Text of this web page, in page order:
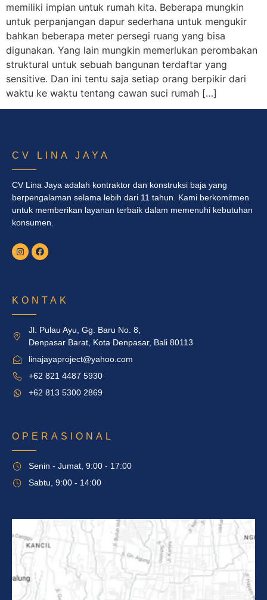
memiliki impian untuk rumah kita. Beberapa mungkin
untuk perpanjangan dapur sederhana untuk mengukir
bahkan beberapa meter persegi ruang yang bisa
digunakan. Yang lain mungkin memerlukan perombakan
struktural untuk sebuah bangunan terdaftar yang
sensitive. Dan ini tentu saja setiap orang berpikir dari
waktu ke waktu tentang cawan suci rumah […]
CV LINA JAYA
CV Lina Jaya adalah kontraktor dan konstruksi baja yang
berpengalaman selama lebih dari 11 tahun. Kami berkomitmen
untuk memberikan layanan terbaik dalam memenuhi kebutuhan
konsumen.
KONTAK
Jl. Pulau Ayu, Gg. Baru No. 8,
Denpasar Barat, Kota Denpasar, Bali 80113
linajayaproject@yahoo.com
+62 821 4487 5930
+62 813 5300 2869
OPERASIONAL
Senin - Jumat, 9:00 - 17:00
Sabtu, 9:00 - 14:00